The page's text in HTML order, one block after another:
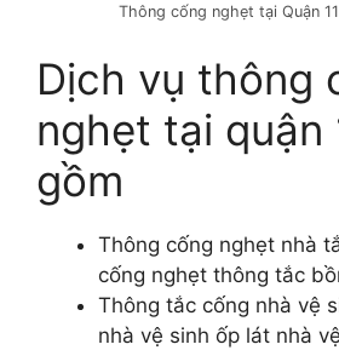
Thông cống nghẹt tại Quận 11
Dịch vụ thông
nghẹt tại quận
gồm
Thông cống nghẹt nhà
cống nghẹt thông tắc
Thông tắc cống nhà vệ
nhà vệ sinh ốp lát nhà